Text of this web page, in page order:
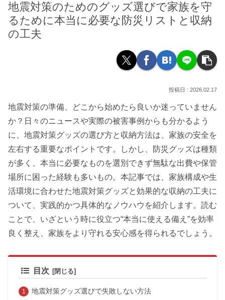
地震対策のためのグッズ選びで家族を守
るために本当に必要な防災リストと収納
の工夫
2026.02.17
地震対策の準備、どこから始めたら良いか迷っていません
か？日々のニュースや実際の被害事例からも分かるよう
に、地震対策グッズの選び方と収納方法は、家族の安全を
左右する重要なポイントです。しかし、防災グッズは種類
が多く、本当に必要なものを選別できず無駄な出費や保管
場所に困った経験も多いもの。本記事では、家族構成や生
活環境に合わせた地震対策グッズと効果的な収納の工夫に
ついて、実践的かつ具体的なノウハウを紹介します。読む
ことで、いざという時に役立つ“本当に使える備え”を効率
良く整え、家族をより守れる安心感を得られるでしょう。
目次
地震対策グッズ選びで失敗しない方法